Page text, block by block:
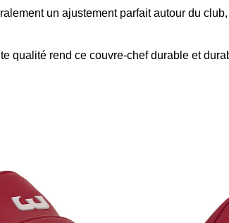
un ajustement parfait autour du
qualité rend ce couvre-chef durable et